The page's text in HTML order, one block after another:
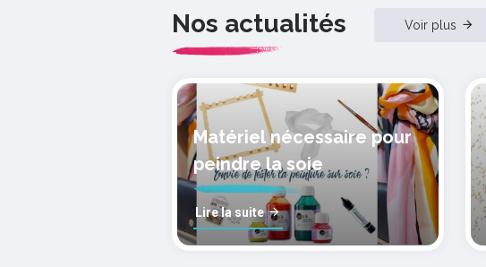
Nos actualités Voir plus
Matériel nécessaire pour
peindre la soie
Lire la suite